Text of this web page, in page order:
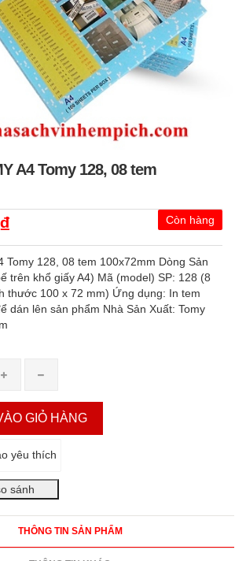
A4 Tomy 128, 08 tem
Còn hàng
Tomy 128, 08 tem 100x72mm Dòng Sản
trên khổ giấy A4) Mã (model) SP: 128 (8
thước 100 x 72 mm) Ứng dụng: In tem
dán lên sản phẩm Nhà Sản Xuất: Tomy
GIỎ HÀNG
yêu thích
THÔNG TIN SẢN PHẨM